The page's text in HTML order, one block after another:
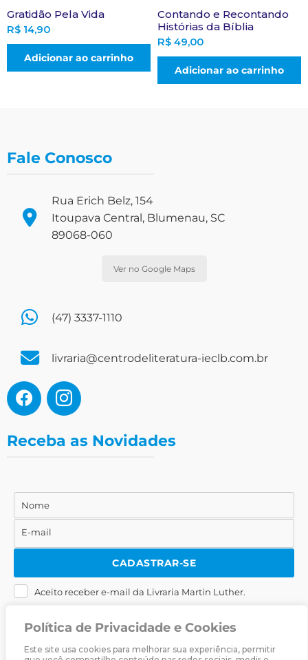
Política de Privacidade e Cookies
Este site usa cookies para melhorar sua experiência, permitir
Gratidão Pela Vida
R$ 14,90
Adicionar ao carrinho
Contando e Recontando
Histórias da Bíblia
R$ 49,00
Adicionar ao carrinho
Fale Conosco
Rua Erich Belz, 154
Itoupava Central, Blumenau, SC
89068-060
Ver no Google Maps
(47) 3337-1110
livraria@centrodeliteratura-ieclb.com.br
Receba as Novidades
Nome
Nome
E-
mail
E-mail
CADASTRAR-SE
Aceito receber e-mail da Livraria Martin Luther.